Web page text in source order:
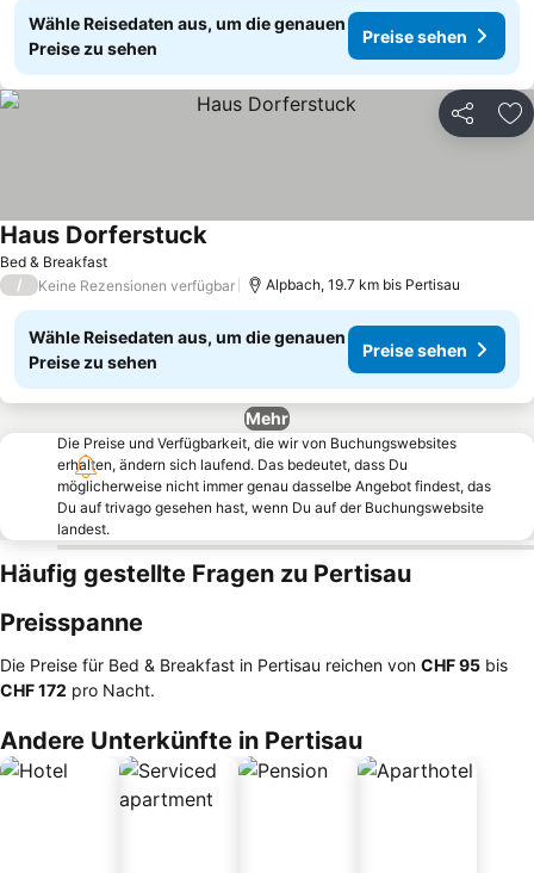
Wähle Reisedaten aus, um die genauen
Preise zu sehen
Preise sehen
Teilen
Bed & Breakfast
Haus Dorferstuck
/ Keine Rezensionen verfügbar Alpbach, 19.7 km bis Pertisau
Wähle Reisedaten aus, um die genauen
Preise zu sehen
Preise sehen
Mehr
Die Preise und Verfügbarkeit, die wir von Buchungswebsites
erhalten, ändern sich laufend. Das bedeutet, dass Du
möglicherweise nicht immer genau dasselbe Angebot findest, das
Du auf trivago gesehen hast, wenn Du auf der Buchungswebsite
landest.
Häufig gestellte Fragen zu Pertisau
Preisspanne
Die Preise für Bed & Breakfast in Pertisau reichen von ‎CHF 95 bis
‎CHF 172 pro Nacht.
Andere Unterkünfte in Pertisau